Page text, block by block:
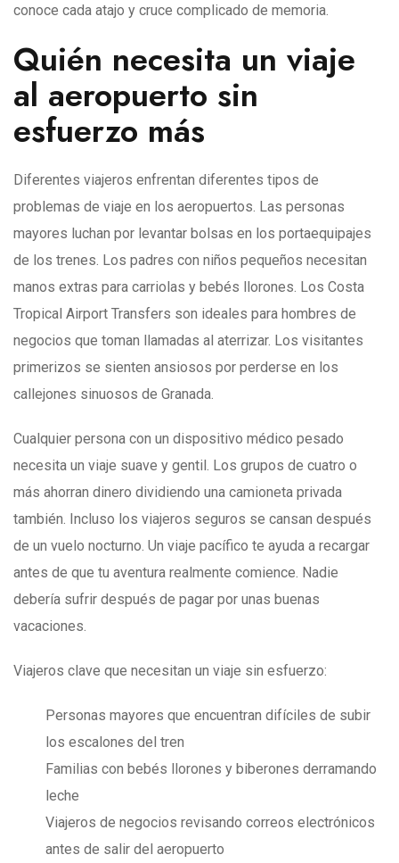
conoce cada atajo y cruce complicado de memoria.
Quién necesita un viaje
al aeropuerto sin
esfuerzo más
Diferentes viajeros enfrentan diferentes tipos de
problemas de viaje en los aeropuertos. Las personas
mayores luchan por levantar bolsas en los portaequipajes
de los trenes. Los padres con niños pequeños necesitan
manos extras para carriolas y bebés llorones. Los Costa
Tropical Airport Transfers son ideales para hombres de
negocios que toman llamadas al aterrizar. Los visitantes
primerizos se sienten ansiosos por perderse en los
callejones sinuosos de Granada.
Cualquier persona con un dispositivo médico pesado
necesita un viaje suave y gentil. Los grupos de cuatro o
más ahorran dinero dividiendo una camioneta privada
también. Incluso los viajeros seguros se cansan después
de un vuelo nocturno. Un viaje pacífico te ayuda a recargar
antes de que tu aventura realmente comience. Nadie
debería sufrir después de pagar por unas buenas
vacaciones.
Viajeros clave que necesitan un viaje sin esfuerzo:
Personas mayores que encuentran difíciles de subir
los escalones del tren
Familias con bebés llorones y biberones derramando
leche
Viajeros de negocios revisando correos electrónicos
antes de salir del aeropuerto